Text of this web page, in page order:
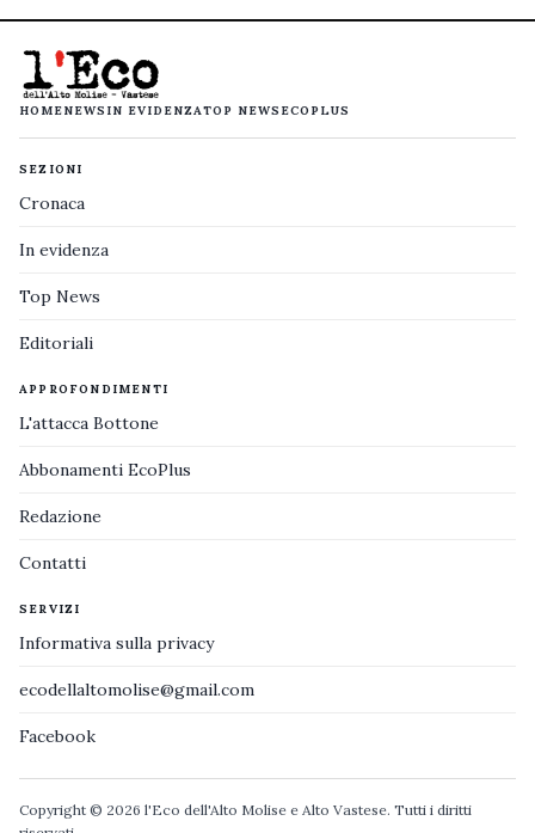
HOMENEWS IN EVIDENZATOP NEWS ECOPLUS
SEZIONI
Cronaca
In evidenza
Top News
Editoriali
APPROFONDIMENTI
L'attacca Bottone
Abbonamenti EcoPlus
Redazione
Contatti
SERVIZI
Informativa sulla privacy
ecodellaltomolise@gmail.com
Facebook
Copyright © 2026 l'Eco dell'Alto Molise e Alto Vastese. Tutti i diritti